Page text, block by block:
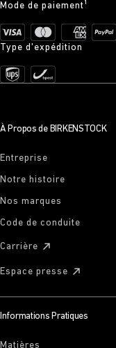
Mode de paiement¹
Type d'expédition
À Propos de BIRKENSTOCK
Entreprise
Notre histoire
Nos marques
Code de conduite
Carrière
Espace presse
Informations Pratiques
Matières